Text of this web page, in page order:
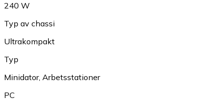
240 W
Typ av chassi
Ultrakompakt
Typ
Minidator, Arbetsstationer
PC